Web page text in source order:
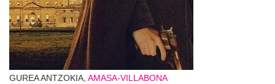
GUREA ANTZOKIA, AMASA-VILLABONA